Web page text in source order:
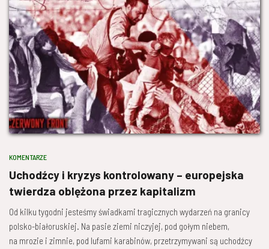
KOMENTARZE
Uchodźcy i kryzys kontrolowany – europejska
twierdza oblężona przez kapitalizm
Od kilku tygodni jesteśmy świadkami tragicznych wydarzeń na granicy
polsko-białoruskiej. Na pasie ziemi niczyjej, pod gołym niebem,
na mrozie i zimnie, pod lufami karabinów, przetrzymywani są uchodźcy